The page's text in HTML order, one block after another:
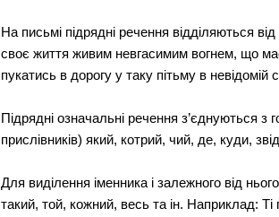
На письмі підрядні речення відділяються
своє життя живим невгасимим вогнем, що
пукатись в дорогу у таку пітьму в
Підрядні означальні речення з’єднуються з
прислівників) який, котрий, чий, де, куди,
Для виділення іменника і залежного від
такий, той, кожний, весь та ін. Наприклад: